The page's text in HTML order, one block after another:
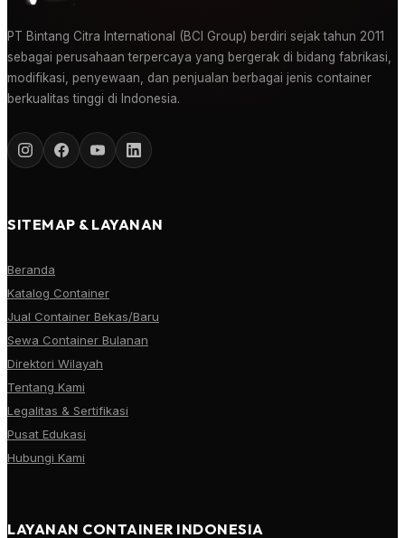
PT Bintang Citra International (BCI Group) berdiri sejak tahun 2011
sebagai perusahaan terpercaya yang bergerak di bidang fabrikasi,
modifikasi, penyewaan, dan penjualan berbagai jenis container
berkualitas tinggi di Indonesia.
SITEMAP & LAYANAN
Beranda
Katalog Container
Jual Container Bekas/Baru
Sewa Container Bulanan
Direktori Wilayah
Tentang Kami
Legalitas & Sertifikasi
Pusat Edukasi
Hubungi Kami
LAYANAN CONTAINER INDONESIA